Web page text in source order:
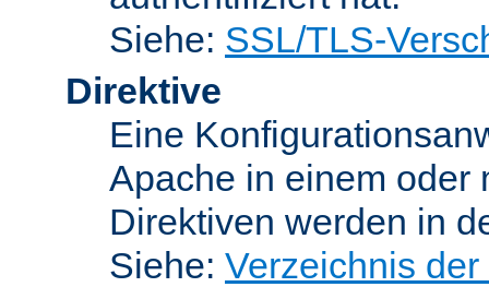
Siehe: SSL/TLS-
Direktive
Eine
Apache in einem oder
Direktiven werden in
Siehe: Verzeichnis